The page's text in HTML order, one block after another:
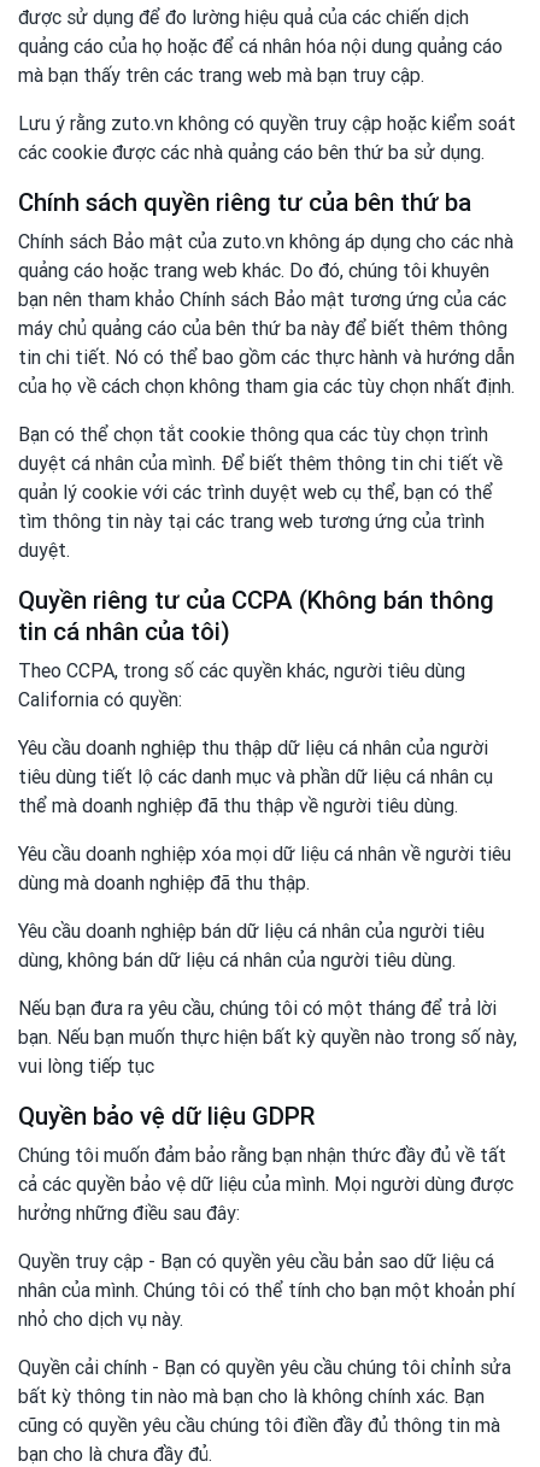
được sử dụng để đo lường hiệu quả của các chiến dịch
quảng cáo của họ hoặc để cá nhân hóa nội dung quảng cáo
mà bạn thấy trên các trang web mà bạn truy cập.
Lưu ý rằng zuto.vn không có quyền truy cập hoặc kiểm soát
các cookie được các nhà quảng cáo bên thứ ba sử dụng.
Chính sách quyền riêng tư của bên thứ ba
Chính sách Bảo mật của zuto.vn không áp dụng cho các nhà
quảng cáo hoặc trang web khác. Do đó, chúng tôi khuyên
bạn nên tham khảo Chính sách Bảo mật tương ứng của các
máy chủ quảng cáo của bên thứ ba này để biết thêm thông
tin chi tiết. Nó có thể bao gồm các thực hành và hướng dẫn
của họ về cách chọn không tham gia các tùy chọn nhất định.
Bạn có thể chọn tắt cookie thông qua các tùy chọn trình
duyệt cá nhân của mình. Để biết thêm thông tin chi tiết về
quản lý cookie với các trình duyệt web cụ thể, bạn có thể
tìm thông tin này tại các trang web tương ứng của trình
duyệt.
Quyền riêng tư của CCPA (Không bán thông
tin cá nhân của tôi)
Theo CCPA, trong số các quyền khác, người tiêu dùng
California có quyền:
Yêu cầu doanh nghiệp thu thập dữ liệu cá nhân của người
tiêu dùng tiết lộ các danh mục và phần dữ liệu cá nhân cụ
thể mà doanh nghiệp đã thu thập về người tiêu dùng.
Yêu cầu doanh nghiệp xóa mọi dữ liệu cá nhân về người tiêu
dùng mà doanh nghiệp đã thu thập.
Yêu cầu doanh nghiệp bán dữ liệu cá nhân của người tiêu
dùng, không bán dữ liệu cá nhân của người tiêu dùng.
Nếu bạn đưa ra yêu cầu, chúng tôi có một tháng để trả lời
bạn. Nếu bạn muốn thực hiện bất kỳ quyền nào trong số này,
vui lòng tiếp tục
Quyền bảo vệ dữ liệu GDPR
Chúng tôi muốn đảm bảo rằng bạn nhận thức đầy đủ về tất
cả các quyền bảo vệ dữ liệu của mình. Mọi người dùng được
hưởng những điều sau đây:
Quyền truy cập - Bạn có quyền yêu cầu bản sao dữ liệu cá
nhân của mình. Chúng tôi có thể tính cho bạn một khoản phí
nhỏ cho dịch vụ này.
Quyền cải chính - Bạn có quyền yêu cầu chúng tôi chỉnh sửa
bất kỳ thông tin nào mà bạn cho là không chính xác. Bạn
cũng có quyền yêu cầu chúng tôi điền đầy đủ thông tin mà
bạn cho là chưa đầy đủ.